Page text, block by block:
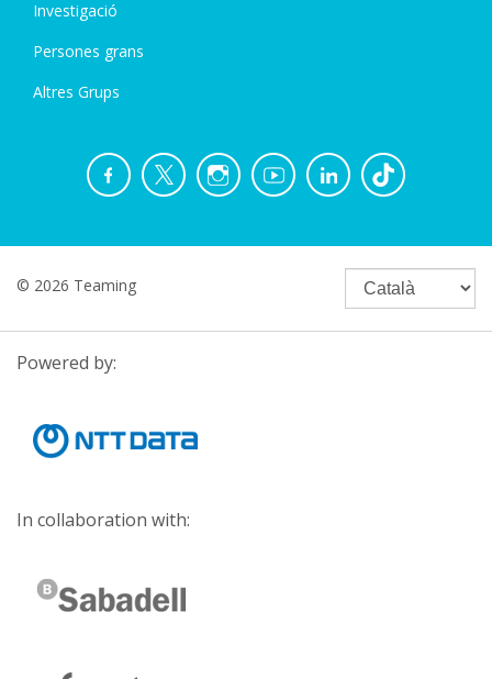
Investigació
Persones grans
Altres Grups
© 2026 Teaming
Powered by:
In collaboration with: